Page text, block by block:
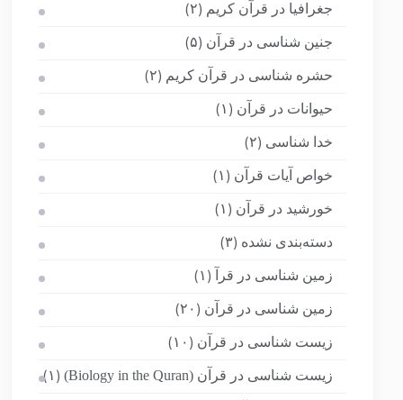
جغرافیا در قرآن کریم (۲)
جنین شناسی در قرآن (۵)
حشره شناسی در قرآن کریم (۲)
حیوانات در قرآن (۱)
خدا شناسی (۲)
خواص آیات قرآن (۱)
خورشید در قرآن (۱)
دسته‌بندی نشده (۳)
زمین شناسی در قرآ (۱)
زمین شناسی در قرآن (۲۰)
زیست شناسی در قرآن (۱۰)
زیست شناسی در قرآن (Biology in the Quran) (۱)